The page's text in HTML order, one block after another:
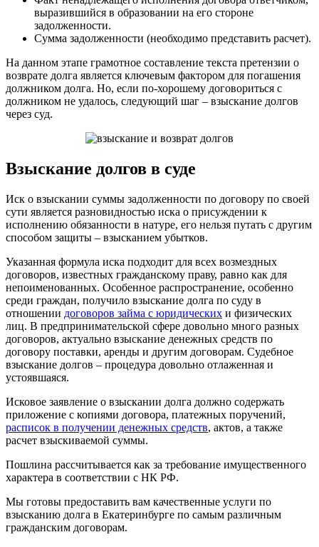
выразившийся в образовании на его стороне
задолженности.
Сумма задолженности (необходимо представить расчет).
На данном этапе грамотное составление текста претензии о
возврате долга является ключевым фактором для погашения
должником долга. Но, если по-хорошему договориться с
должником не удалось, следующий шаг – взыскание долгов
через суд.
Взыскание долгов в суде
Иск о взыскании суммы задолженности по договору по своей
сути является разновидностью иска о присуждении к
исполнению обязанности в натуре, его нельзя путать с другим
способом защиты – взысканием убытков.
Указанная формула иска подходит для всех возмездных
договоров, известных гражданскому праву, равно как для
непоименованных. Особенное распространение, особенно
среди граждан, получило взыскание долга по суду в
отношении договоров займа с юридических и физических
лиц. В предпринимательской сфере довольно много разных
договоров, актуально взыскание денежных средств по
договору поставки, аренды и другим договорам. Судебное
взыскание долгов – процедура довольно отлаженная и
устоявшаяся.
Исковое заявление о взыскании долга должно содержать
приложение с копиями договора, платежных поручений,
расписок в получении денежных средств, актов, а также
расчет взыскиваемой суммы.
Пошлина рассчитывается как за требование имущественного
характера в соответствии с НК РФ.
Мы готовы предоставить вам качественные услуги по
взысканию долга в Екатеринбурге по самым различным
гражданским договорам.